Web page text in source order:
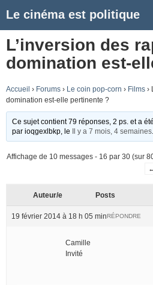
Le cinéma est politique
L’inversion des
domination est-
Accueil › Forums › Le coin pop-corn › Films ›
domination est-elle pertinente ?
Ce sujet contient 79 réponses, 2 ps. et a
parioqgexlbkp , le Il y a 7 mois, 4 semaines
Affichage de 10 messages - 16 par 30 (sur
Auteur/e Posts
19 février 2014 à 18 h 05 minRÉPONDRE
Camille
Invité